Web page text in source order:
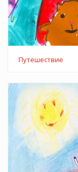
Путешествие